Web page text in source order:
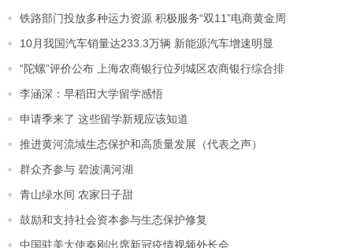
铁路部门投放多种运力资源 积极服务“双11”电商黄金周
10月我国汽车销量达233.3万辆 新能源汽车增速明显
“陀螺”评价公布 上海农商银行位列城区农商银行综合排
李涵深：早稻田大学留学感悟
申请季来了 这些留学新规应该知道
推进黄河流域生态保护和高质量发展（代表之声）
群众齐参与 碧波满河湖
青山绿水间 农家日子甜
鼓励和支持社会资本参与生态保护修复
中国驻美大使秦刚出席新冠疫情视频外长会